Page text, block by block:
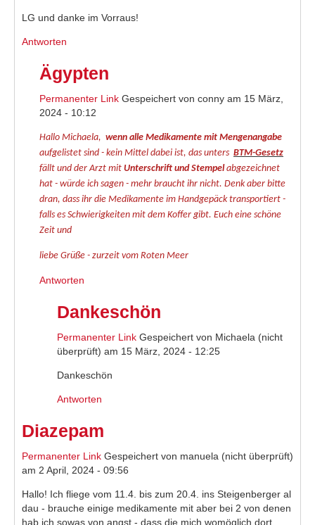
LG und danke im Vorraus!
Antworten
Ägypten
Permanenter Link Gespeichert von conny am 15 März,
2024 - 10:12
Hallo Michaela, wenn alle Medikamente mit Mengenangabe
aufgelistet sind - kein Mittel dabei ist, das unters BTM-Gesetz
fällt und der Arzt mit Unterschrift und Stempelabgezeichnet
hat - würde ich sagen - mehr braucht ihr nicht. Denk aber bitte
dran, dass ihr die Medikamente im Handgepäck transportiert -
falls es Schwierigkeiten mit dem Koffer gibt. Euch eine schöne
Zeit und
liebe Grüße - zurzeit vom Roten Meer
Antworten
Dankeschön
Permanenter Link Gespeichert von Michaela (nicht
überprüft) am 15 März, 2024 - 12:25
Dankeschön
Antworten
Diazepam
Permanenter Link Gespeichert von manuela (nicht überprüft)
am 2 April, 2024 - 09:56
Hallo! Ich fliege vom 11.4. bis zum 20.4. ins Steigenberger al
dau - brauche einige medikamente mit aber bei 2 von denen
hab ich sowas von angst - dass die mich womöglich dort